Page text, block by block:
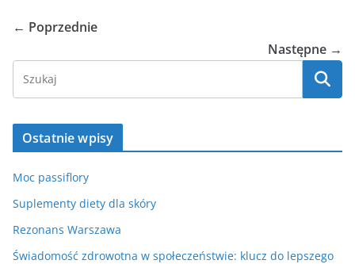
← Poprzednie
Następne →
Ostatnie wpisy
Moc passiflory
Suplementy diety dla skóry
Rezonans Warszawa
Świadomość zdrowotna w społeczeństwie: klucz do lepszego